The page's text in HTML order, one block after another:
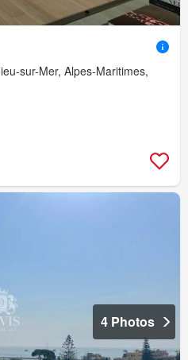
sur-Mer, Alpes-Maritimes,
4 Photos